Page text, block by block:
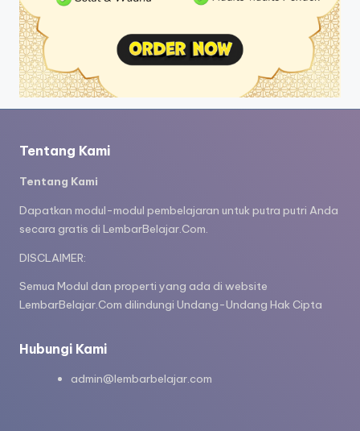
Tentang Kami
Tentang Kami
Dapatkan modul-modul pembelajaran untuk putra putri Anda
secara gratis di LembarBelajar.Com.
DISCLAIMER:
Semua Modul dan properti yang ada di website
LembarBelajar.Com dilindungi Undang-Undang Hak Cipta
Hubungi Kami
admin@lembarbelajar.com